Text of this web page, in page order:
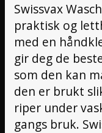
Swissvax
praktisk og
med en
gir deg de
som den kan
den er brukt
riper under
gangs bruk.